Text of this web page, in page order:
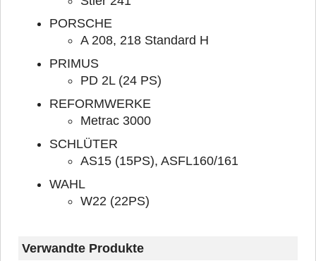
PORSCHE
A 208, 218 Standard H
PRIMUS
PD 2L (24 PS)
REFORMWERKE
Metrac 3000
SCHLÜTER
AS15 (15PS), ASFL160/161
WAHL
W22 (22PS)
Verwandte Produkte